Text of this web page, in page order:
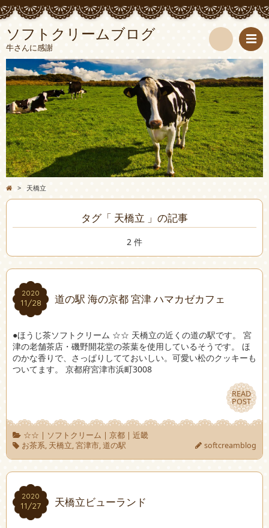
ソフトクリームブログ
牛さんに感謝
検
索
> 天橋立
タグ「 天橋立 」の記事
2 件
2020
11/28
2020
11/28 道の駅 海の京都 宮津 ハマカゼカフェ
●ほうじ茶ソフトクリーム ☆☆ 天橋立の近くの道の駅です。 宮
津の老舗茶店・磯野開花堂の茶葉を使用しているそうです。 ほ
のかな香りで、さっぱりしてておいしい。可愛い松のクッキーも
ついてます。 京都府宮津市浜町3008
READ
POST
READ
POST
☆☆ | ソフトクリーム | 京都| 近畿
お茶系, 天橋立,宮津市,道の駅 softcreamblog
2020
11/27
2020
11/27 天橋立ビューランド